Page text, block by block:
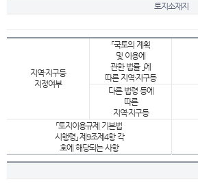
토지소재지
지역·지구등
지정여부
「국토의 계획
및 이용에
관한 법률 」에
따른 지역·지구등
다른 법령 등에
따른
지역·지구등
「토지이용규제 기본법
시행령」 제9조제4항 각
호에 해당되는 사항